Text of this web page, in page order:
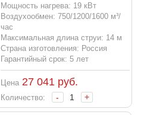
Мощность нагрева: 19 кВт
Воздухообмен: 750/1200/1600 м³/
час
Максимальная длина струи: 14 м
Страна изготовления: Россия
Гарантийный срок: 5 лет
Цена 27 041 руб.
Количество: - +